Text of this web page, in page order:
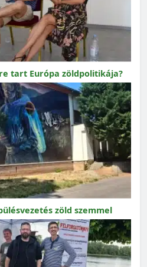
tart Európa zöldpolitikája?
zöld szemmel